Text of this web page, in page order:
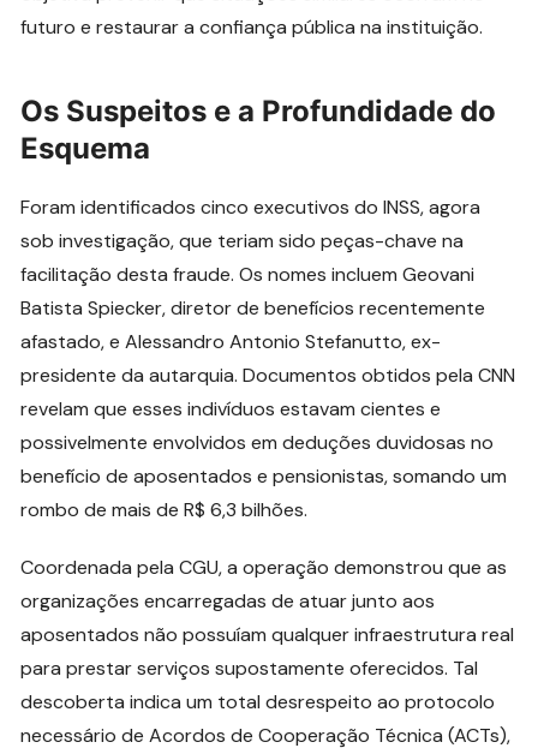
futuro e restaurar a confiança pública na instituição.
Os Suspeitos e a Profundidade do
Esquema
Foram identificados cinco executivos do INSS, agora
sob investigação, que teriam sido peças-chave na
facilitação desta fraude. Os nomes incluem Geovani
Batista Spiecker, diretor de benefícios recentemente
afastado, e Alessandro Antonio Stefanutto, ex-
presidente da autarquia. Documentos obtidos pela CNN
revelam que esses indivíduos estavam cientes e
possivelmente envolvidos em deduções duvidosas no
benefício de aposentados e pensionistas, somando um
rombo de mais de R$ 6,3 bilhões.
Coordenada pela CGU, a operação demonstrou que as
organizações encarregadas de atuar junto aos
aposentados não possuíam qualquer infraestrutura real
para prestar serviços supostamente oferecidos. Tal
descoberta indica um total desrespeito ao protocolo
necessário de Acordos de Cooperação Técnica (ACTs),